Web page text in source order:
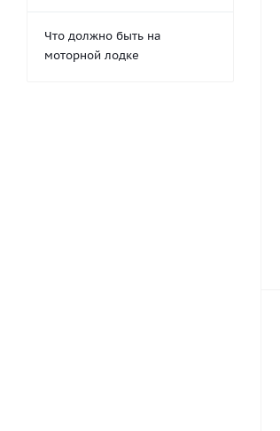
Что должно быть на
моторной лодке